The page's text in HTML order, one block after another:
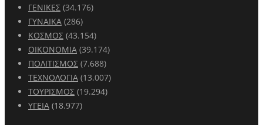
ΓΕΝΙΚΕΣ (34.176)
ΓΥΝΑΙΚΑ (286)
ΚΟΣΜΟΣ (43.154)
ΟΙΚΟΝΟΜΙΑ (39.174)
ΠΟΛΙΤΙΣΜΟΣ (7.688)
ΤΕΧΝΟΛΟΓΙΑ (13.007)
ΤΟΥΡΙΣΜΟΣ (19.294)
ΥΓΕΙΑ (18.977)